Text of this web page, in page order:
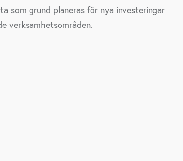
som grund planeras för nya investeringar
verksamhetsområden.